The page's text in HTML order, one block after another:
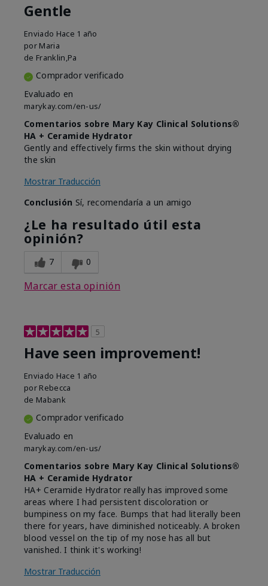
Gentle
Enviado Hace 1 año
por Maria
de Franklin,Pa
Comprador verificado
Evaluado en
marykay.com/en-us/
Comentarios sobre Mary Kay Clinical Solutions®
HA + Ceramide Hydrator
Gently and effectively firms the skin without drying
the skin
Mostrar Traducción
Conclusión Sí, recomendaría a un amigo
¿Le ha resultado útil esta
opinión?
7 0
Marcar esta opinión
5
Have seen improvement!
Enviado Hace 1 año
por Rebecca
de Mabank
Comprador verificado
Evaluado en
marykay.com/en-us/
Comentarios sobre Mary Kay Clinical Solutions®
HA + Ceramide Hydrator
HA+ Ceramide Hydrator really has improved some
areas where I had persistent discoloration or
bumpiness on my face. Bumps that had literally been
there for years, have diminished noticeably. A broken
blood vessel on the tip of my nose has all but
vanished. I think it's working!
Mostrar Traducción